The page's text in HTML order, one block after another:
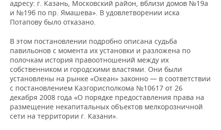
адресу: г. Казань, Московский район, вблизи домов №19а
и №19б по пр. Ямашева». В удовлетворении иска
Потапову было отказано.
В этом постановлении подробно описана судьба
павильонов с момента их установки и разложена по
полочкам история правоотношений между их
собственником и городскими властями. Они были
установлены на рынке «Океан» законно — в соответствии
с постановлением Казгорисполкома №10617 от 26
декабря 2008 года «О порядке предоставления права на
размещение некапитальных объектов мелкорозничной
сети на территории г. Казани».